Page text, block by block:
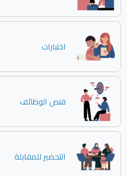
اختبارات
قنص الوظائف
التحضير للمقابلة